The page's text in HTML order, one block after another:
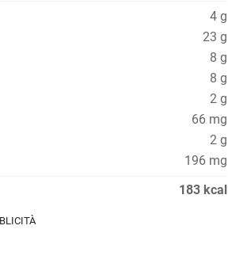
4 g
23 g
8 g
8 g
2 g
66 mg
2 g
196 mg
183 kcal